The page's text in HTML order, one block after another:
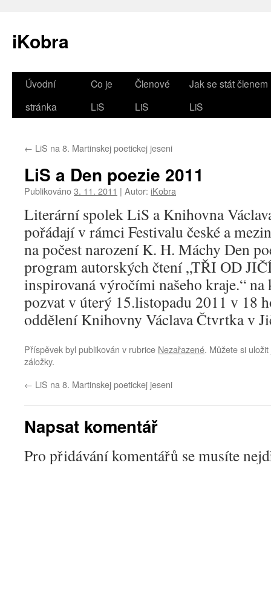
iKobra
Přejít
webu
Úvodní
stránka
Co je
LiS
Členové
LiS
Jak se stát členem
LiS
← LiS na 8. Martinskej poetickej jeseni
LiS a Den poezie 2011
Publikováno3. 11. 2011 | Autor: iKobra
Literární spolek LiS a Knihovna
pořádají v rámci Festivalu české a
na počest narození K. H. Máchy Den
program autorských čtení „TŘI OD
inspirovaná výročími našeho kraje.“
pozvat v úterý 15.listopadu 2011 v 18
oddělení Knihovny Václava Čtvrtka v
Příspěvek byl publikován v rubrice Nezařazené. Můžete si
záložky.
← LiS na 8. Martinskej poetickej jeseni
Napsat komentář
Pro přidávání komentářů se musíte